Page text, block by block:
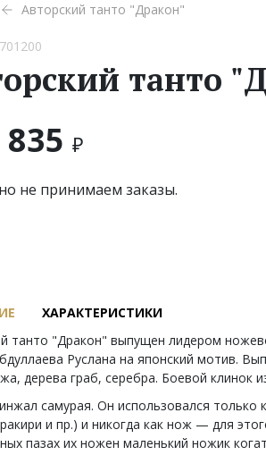
Авторский танто "Дракон"
танто
₽
не принимаем заказы.
ХАРАКТЕРИСТИКИ
танто "Дракон" выпущен лидером
Руслана на японский мотив.
дерева граб, серебра. Боевой клинок
самурая. Он использовался
и пр.) и никогда как нож — для
пазах их ножен маленький ножик